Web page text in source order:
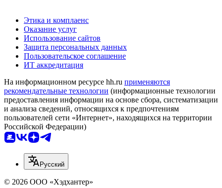
Этика и комплаенс
Оказание услуг
Использование сайтов
Защита персональных данных
Пользовательское соглашение
ИТ аккредитация
На информационном ресурсе hh.ru применяются
рекомендательные технологии (информационные технологии
предоставления информации на основе сбора, систематизации
и анализа сведений, относящихся к предпочтениям
пользователей сети «Интернет», находящихся на территории
Российской Федерации)
Русский
© 2026 ООО «Хэдхантер»